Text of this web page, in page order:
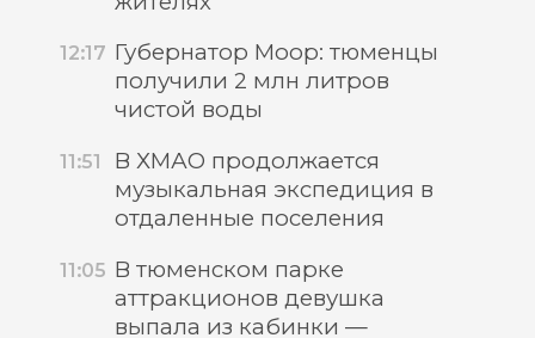
12:17 Губернатор Моор: тюменцы
получили 2 млн литров
чистой воды
11:51
В ХМАО продолжается
музыкальная экспедиция в
отдаленные поселения
11:05 В тюменском парке
аттракционов девушка
выпала из кабинки —